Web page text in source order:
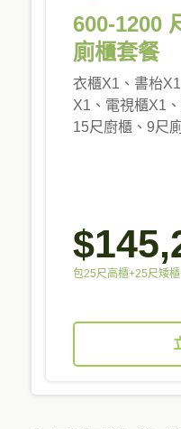
600-1200
廁櫃套餐
衣櫃X1、書枱
X1、電視櫃X1
15尺廚櫃、9尺
包25尺高櫃+25尺矮